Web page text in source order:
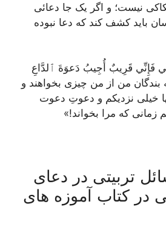
نیست؛ و اگر یک جا دعائی
باید کشف کند که دعا نبوده
فَإِنِّي قَرِيبٌ أُجِيبُ دَعوَةَ ٱلدَّاعِ
بندگان من از من چیزی بخواهند و
خیلی نزدیکم و دعوتِ دعوت
زمانی که مرا بخواند!»
تربیتی در دعای
در کتاب آموزه های